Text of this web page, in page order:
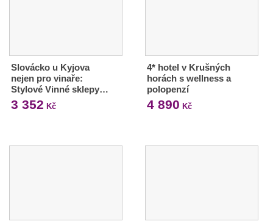
Slovácko u Kyjova
nejen pro vinaře:
Stylové Vinné sklepy…
3 352 Kč
4* hotel v Krušných
horách s wellness a
polopenzí
4 890 Kč